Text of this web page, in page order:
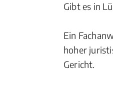
Gibt es in
Ein
hoher
Gericht.